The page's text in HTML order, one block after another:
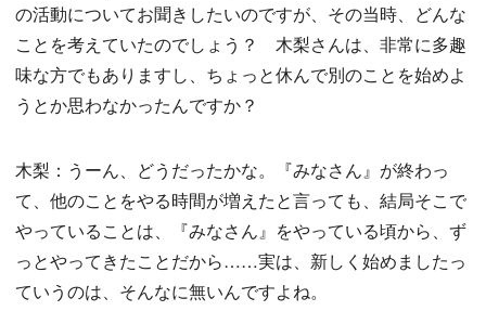
の活動についてお聞きしたいのですが、その当時、どんな
ことを考えていたのでしょう？ 木梨さんは、非常に多趣
味な方でもありますし、ちょっと休んで別のことを始めよ
うとか思わなかったんですか？
木梨：うーん、どうだったかな。『みなさん』が終わっ
て、他のことをやる時間が増えたと言っても、結局そこで
やっていることは、『みなさん』をやっている頃から、ず
っとやってきたことだから……実は、新しく始めましたっ
ていうのは、そんなに無いんですよね。